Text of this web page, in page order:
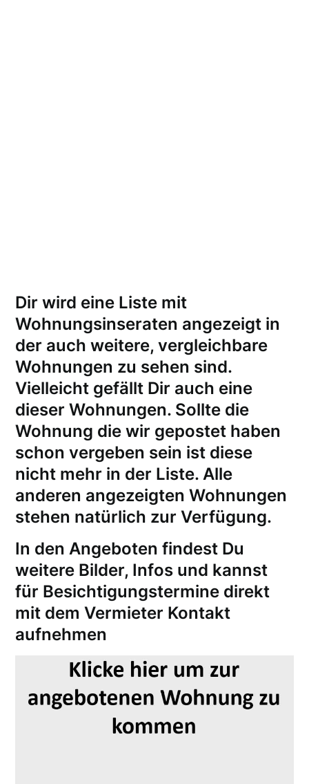
Dir wird eine Liste mit
Wohnungsinseraten angezeigt in
der auch weitere, vergleichbare
Wohnungen zu sehen sind.
Vielleicht gefällt Dir auch eine
dieser Wohnungen. Sollte die
Wohnung die wir gepostet haben
schon vergeben sein ist diese
nicht mehr in der Liste. Alle
anderen angezeigten Wohnungen
stehen natürlich zur Verfügung.
In den Angeboten findest Du
weitere Bilder, Infos und kannst
für Besichtigungstermine direkt
mit dem Vermieter Kontakt
aufnehmen